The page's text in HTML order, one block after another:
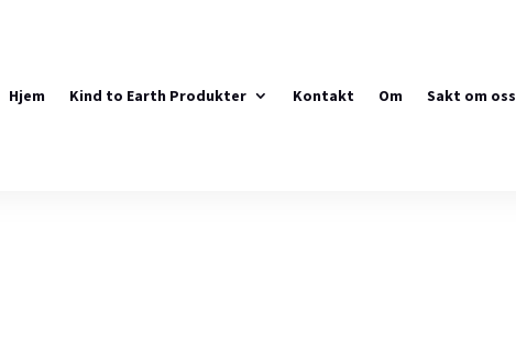
Hjem Kind to Earth Produkter Kontakt Om Sakt om oss